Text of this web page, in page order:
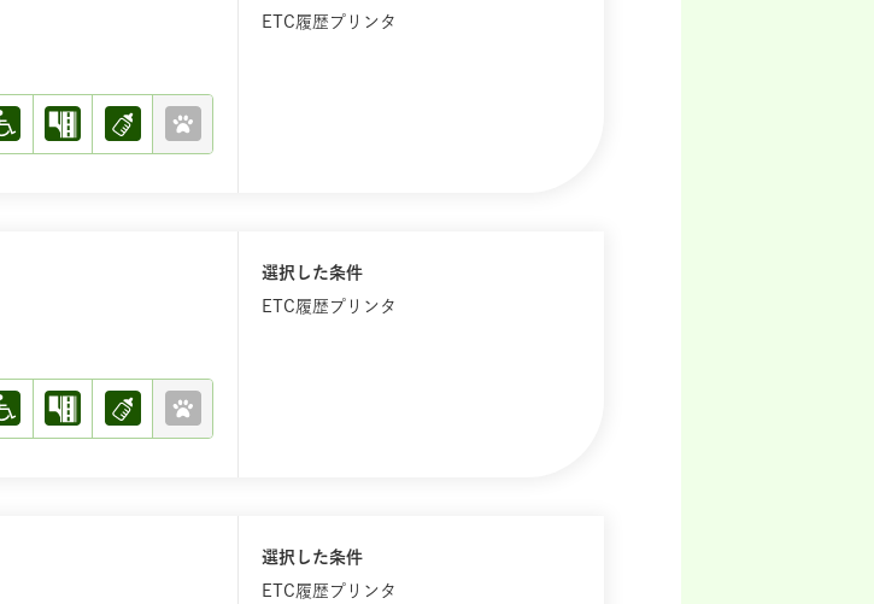
ETC履歴プリンタ
選択した条件
ETC履歴プリンタ
選択した条件
ETC履歴プリンタ